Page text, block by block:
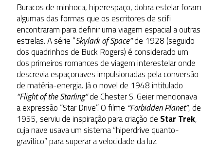
Buracos de minhoca, hiperespaço, dobra estelar foram
algumas das formas que os escritores de scifi
encontraram para definir uma viagem espacial a outras
estrelas. A série “Skylark of Space”de 1928 (seguido
dos quadrinhos de Buck Rogers) é considerado um
dos primeiros romances de viagem interestelar onde
descrevia espaçonaves impulsionadas pela conversão
de matéria-energia. Já o novel de 1948 intitulado
“Flight of the Starling”de Chester S. Geier mencionava
a expressão “Star Drive”. O filme “Forbidden Planet”, de
1955, serviu de inspiração para criação de Star Trek,
cuja nave usava um sistema “hiperdrive quanto-
gravítico” para superar a velocidade da luz.